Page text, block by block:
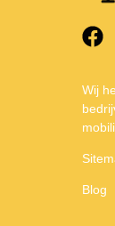
Wij
Blog